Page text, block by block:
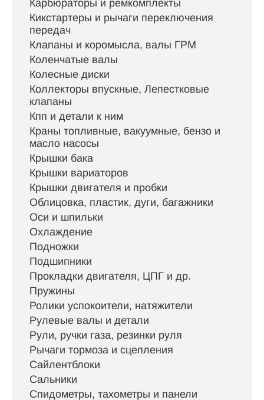
Карбюраторы и ремкомплекты
Кикстартеры и рычаги переключения
передач
Клапаны и коромысла, валы ГРМ
Коленчатые валы
Колесные диски
Коллекторы впускные, Лепестковые
клапаны
Кпп и детали к ним
Краны топливные, вакуумные, бензо и
масло насосы
Крышки бака
Крышки вариаторов
Крышки двигателя и пробки
Облицовка, пластик, дуги, багажники
Оси и шпильки
Охлаждение
Подножки
Подшипники
Прокладки двигателя, ЦПГ и др.
Пружины
Ролики успокоители, натяжители
Рулевые валы и детали
Рули, ручки газа, резинки руля
Рычаги тормоза и сцепления
Сайлентблоки
Сальники
Спидометры, тахометры и панели